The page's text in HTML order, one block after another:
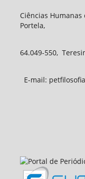
Ciências
Portela,
64.049-550,
E-mail: